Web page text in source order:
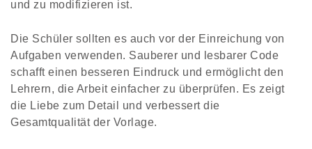
und zu modifizieren ist.
Die Schüler sollten es auch vor der Einreichung von
Aufgaben verwenden. Sauberer und lesbarer Code
schafft einen besseren Eindruck und ermöglicht den
Lehrern, die Arbeit einfacher zu überprüfen. Es zeigt
die Liebe zum Detail und verbessert die
Gesamtqualität der Vorlage.